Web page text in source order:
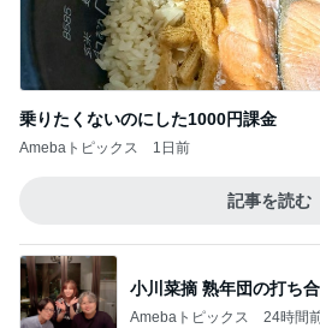
乗りたくないのにした1000円課金
Amebaトピックス 1日前
記事を読む
小川菜摘 熟年団の打ち
Amebaトピックス 24時間